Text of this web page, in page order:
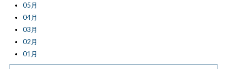
05月
04月
03月
02月
01月